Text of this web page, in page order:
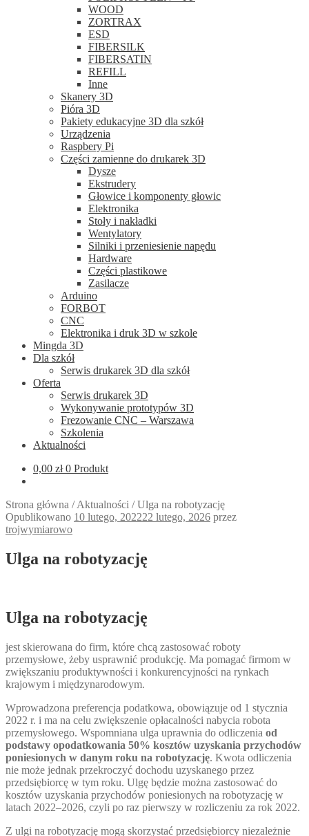
WOOD
ZORTRAX
ESD
FIBERSILK
FIBERSATIN
REFILL
Inne
Skanery 3D
Pióra 3D
Pakiety edukacyjne 3D dla szkół
Urządzenia
Raspbery Pi
Części zamienne do drukarek 3D
Dysze
Ekstrudery
Głowice i komponenty głowic
Elektronika
Stoły i nakładki
Wentylatory
Silniki i przeniesienie napędu
Hardware
Części plastikowe
Zasilacze
Arduino
FORBOT
CNC
Elektronika i druk 3D w szkole
Mingda 3D
Dla szkół
Serwis drukarek 3D dla szkół
Oferta
Serwis drukarek 3D
Wykonywanie prototypów 3D
Frezowanie CNC – Warszawa
Szkolenia
Aktualności
0,00 zł 0 Produkt
Strona główna /Aktualności /Ulga na robotyzację
Opublikowano 10 lutego, 202222 lutego, 2026 przez
trojwymiarowo
Ulga na robotyzację
Ulga na robotyzację
jest skierowana do firm, które chcą zastosować roboty
przemysłowe, żeby usprawnić produkcję. Ma pomagać firmom w
zwiększaniu produktywności i konkurencyjności na rynkach
krajowym i międzynarodowym.
Wprowadzona preferencja podatkowa, obowiązuje od 1 stycznia
2022 r. i ma na celu zwiększenie opłacalności nabycia robota
przemysłowego. Wspomniana ulga uprawnia do odliczenia od
podstawy opodatkowania 50% kosztów uzyskania przychodów
poniesionych w danym roku na robotyzację. Kwota odliczenia
nie może jednak przekroczyć dochodu uzyskanego przez
przedsiębiorcę w tym roku. Ulgę będzie można zastosować do
kosztów uzyskania przychodów poniesionych na robotyzację w
latach 2022–2026, czyli po raz pierwszy w rozliczeniu za rok 2022.
Z ulgi na robotyzację mogą skorzystać przedsiębiorcy niezależnie